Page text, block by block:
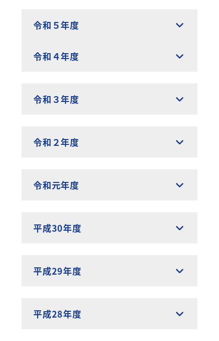
令和５年度
令和４年度
令和３年度
令和２年度
令和元年度
平成30年度
平成29年度
平成28年度